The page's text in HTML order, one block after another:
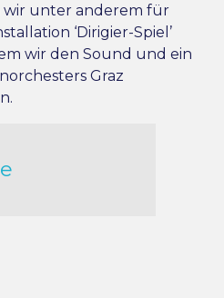
wir unter anderem für
‘Dirigier-Spiel’
wir den Sound und ein
Graz